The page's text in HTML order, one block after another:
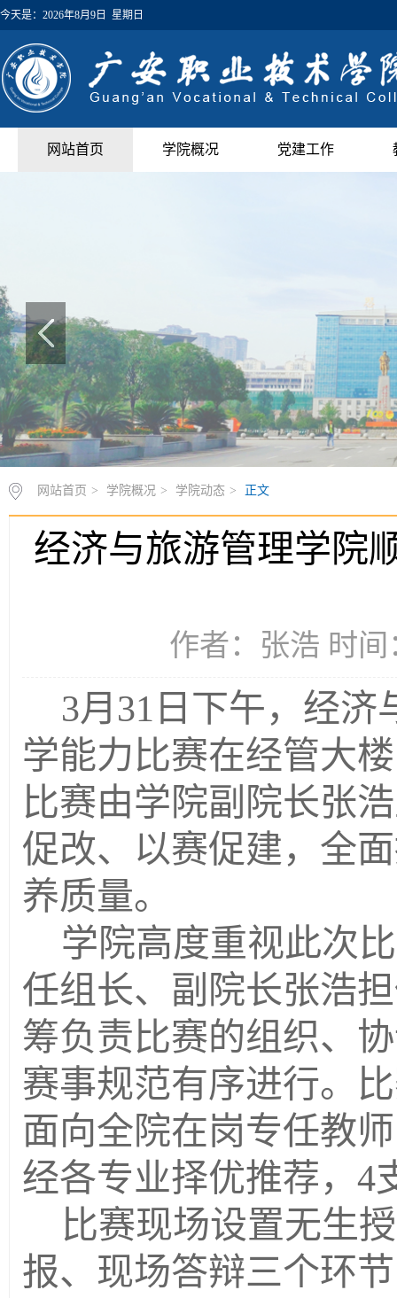
今天是： 2026年8月9日 星期日
网站首页 学院概况 党建工作
网站首页 > 学院概况 > 学院动态 > 正文
经济与旅游管理学院
作者：张浩 时间
3月 31 日下午，经济
学能力比赛在经管大楼
比赛由学院副院长张
促改、以赛促建，全
养质量。
学院高度重视此次
任组长、副院长张浩
筹负责比赛的组织、
赛事规范有序进行。
面向全院在岗专任教
经各专业择优推荐， 4
比赛现场设置无生
报、现场答辩三个环